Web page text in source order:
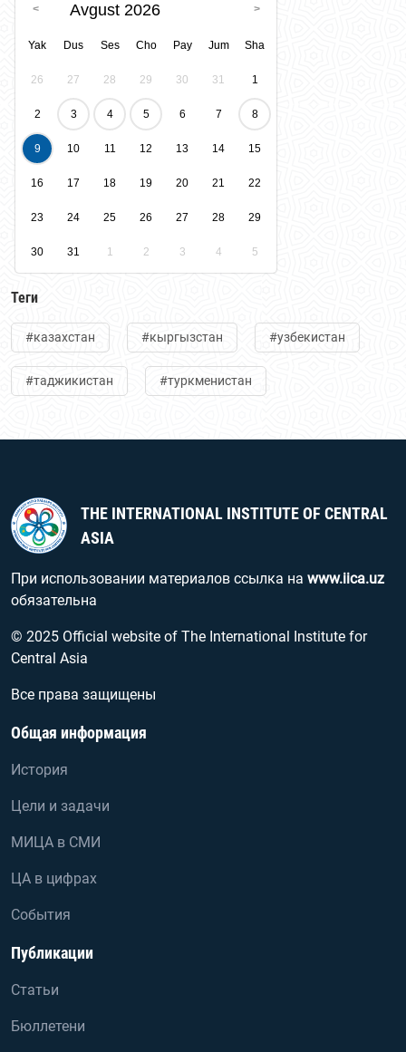
Avgust 2026
Yak Dus Ses Cho Pay Jum Sha
26 27 28 29 30 31 1
2 3 4 5 6 7 8
9 10 11 12 13 14 15
16 17 18 19 20 21 22
23 24 25 26 27 28 29
30 31 1 2 3 4 5
Теги
#казахстан #кыргызстан #узбекистан
#таджикистан #туркменистан
THE INTERNATIONAL INSTITUTE OF CENTRAL
ASIA
При использовании материалов ссылка на www.iica.uz
обязательна
© 2025 Official website of The International Institute for
Central Asia
Все права защищены
Общая информация
История
Цели и задачи
МИЦА в СМИ
ЦА в цифрах
События
Публикации
Статьи
Бюллетени